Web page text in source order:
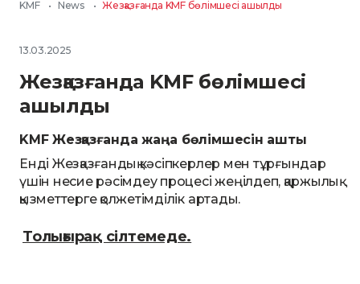
KMF • News • Жезқазғанда KMF бөлімшесі ашылды
13.03.2025
Жезқазғанда KMF бөлімшесі
ашылды
KMF Жезқазғанда жаңа бөлімшесін ашты
Енді Жезқазғандық кәсіпкерлер мен тұрғындар
үшін несие рәсімдеу процесі жеңілдеп, қаржылық
қызметтерге қолжетімділік артады.
Толығырақ сілтемеде.